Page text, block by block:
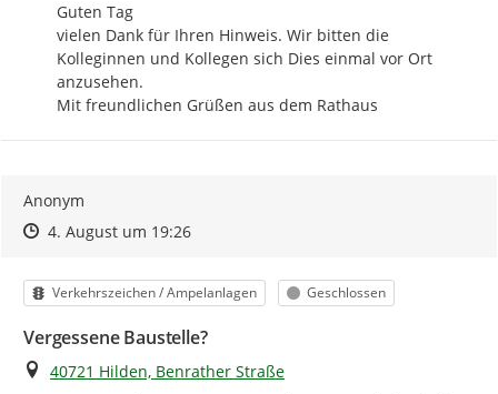
Guten Tag
vielen Dank für Ihren Hinweis. Wir bitten die
Kolleginnen und Kollegen sich Dies einmal vor Ort
anzusehen.
Mit freundlichen Grüßen aus dem Rathaus
Anonym
Zeitpunkt des Erstellens
Zeitpunkt des Erstellens
4. August um 19:26Zur Äußerung
Kategorie
Verkehrszeichen / Ampelanlagen Status
Geschlossen
Vergessene Baustelle?
Ort
40721 Hilden, Benrather Straße